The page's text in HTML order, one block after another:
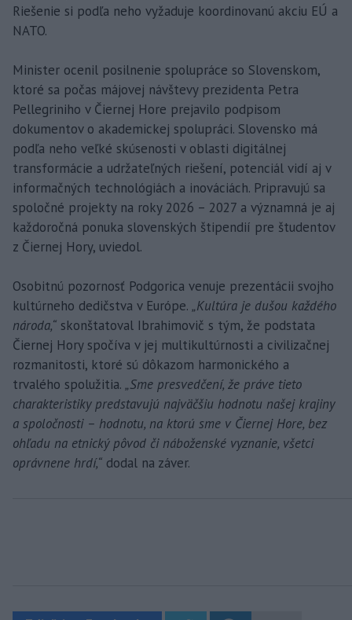
Riešenie si podľa neho vyžaduje koordinovanú akciu EÚ a
NATO.
Minister ocenil posilnenie spolupráce so Slovenskom,
ktoré sa počas májovej návštevy prezidenta Petra
Pellegriniho v Čiernej Hore prejavilo podpisom
dokumentov o akademickej spolupráci. Slovensko má
podľa neho veľké skúsenosti v oblasti digitálnej
transformácie a udržateľných riešení, potenciál vidí aj v
informačných technológiách a inováciách. Pripravujú sa
spoločné projekty na roky 2026 – 2027 a významná je aj
každoročná ponuka slovenských štipendií pre študentov
z Čiernej Hory, uviedol.
Osobitnú pozornosť Podgorica venuje prezentácii svojho
kultúrneho dedičstva v Európe. „Kultúra je dušou každého
národa,“ skonštatoval Ibrahimovič s tým, že podstata
Čiernej Hory spočíva v jej multikultúrnosti a civilizačnej
rozmanitosti, ktoré sú dôkazom harmonického a
trvalého spolužitia. „Sme presvedčení, že práve tieto
charakteristiky predstavujú najväčšiu hodnotu našej krajiny
a spoločnosti – hodnotu, na ktorú sme v Čiernej Hore, bez
ohľadu na etnický pôvod či náboženské vyznanie, všetci
oprávnene hrdí,“ dodal na záver.